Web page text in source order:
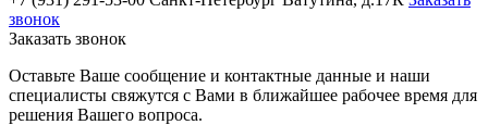
звонок
Заказать звонок
Оставьте Ваше сообщение и контактные данные и наши
специалисты свяжутся с Вами в ближайшее рабочее время для
решения Вашего вопроса.